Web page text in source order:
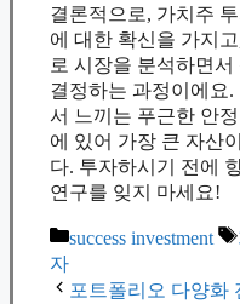
결론적으로, 가치주
에 대한 확신을 가지
로 시장을 분석하면서
결정하는 과정이에요.
서 느끼는 푸근한 안
에 있어 가장 큰 자산
다. 투자하시기 전에
연구를 잊지 마세요!
Categories
success investment
자
포트폴리오 다양화